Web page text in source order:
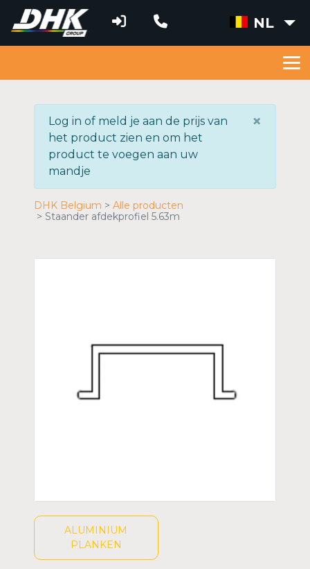
NL
×
Log in of meld je aan de prijs van
het product zien en om het
product te voegen aan uw
mandje
DHK Belgium
Alle producten
Staander afdekprofiel 5.63m
ALUMINIUM
PLANKEN